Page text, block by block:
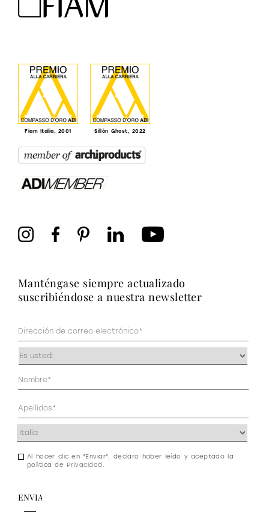
Fiam Italia, 2001 Sillón Ghost, 2022
manténgase siempre actualizado
suscribiéndose a nuestra newsletter
Correo
electrónico
(Obligatorio)
Ocupación
Datos
personales
(Obligatorio)
Dirección
Consentimiento
y
Al hacer clic en "Enviar", declaro haber leído y aceptado la
política de Privacidad .